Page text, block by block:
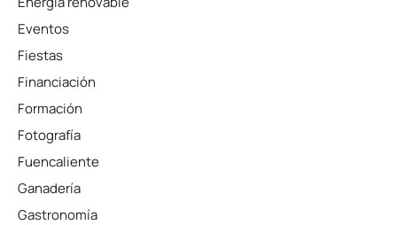
Eventos
Fiestas
Financiación
Formación
Fotografía
Fuencaliente
Ganadería
Gastronomía